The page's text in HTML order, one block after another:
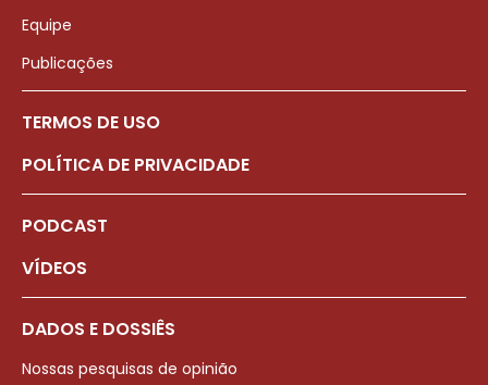
Equipe
Publicações
TERMOS DE USO
POLÍTICA DE PRIVACIDADE
PODCAST
VÍDEOS
DADOS E DOSSIÊS
Nossas pesquisas de opinião